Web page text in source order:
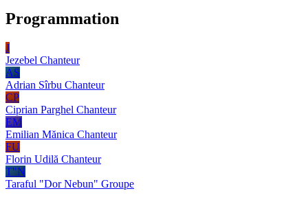
Programmation
J
Jezebel Chanteur
AS
Adrian Sîrbu Chanteur
CP
Ciprian Parghel Chanteur
EM
Emilian Mănica Chanteur
FU
Florin Udilă Chanteur
T"N
Taraful "Dor Nebun" Groupe